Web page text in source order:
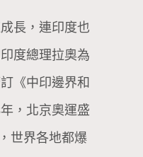
長，連印度也
度總理拉奧為
《中印邊界和
，北京奧運盛
世界各地都爆